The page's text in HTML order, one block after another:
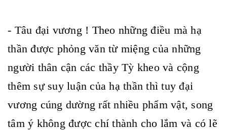
- Tâu đại vương ! Theo những điều mà hạ
thần được phỏng văn từ miệng của những
người thân cận các thầy Tỳ kheo và cộng
thêm sự suy luận của hạ thần thì tuy đại
vương cúng dường rất nhiều phẩm vật, song
tâm ý không được chí thành cho lắm và có lẽ